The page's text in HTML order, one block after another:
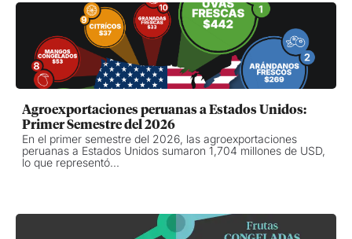
Agroexportaciones peruanas a Estados Unidos:
Primer Semestre del 2026
En el primer semestre del 2026, las agroexportaciones
peruanas a Estados Unidos sumaron 1,704 millones de USD,
lo que representó...